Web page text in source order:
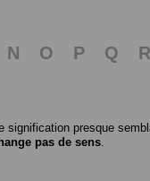
N O P Q R
signification presque
pas de sens.